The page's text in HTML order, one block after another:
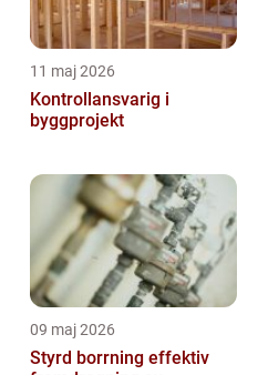
11 maj 2026
Kontrollansvarig i
byggprojekt
09 maj 2026
Styrd borrning effektiv